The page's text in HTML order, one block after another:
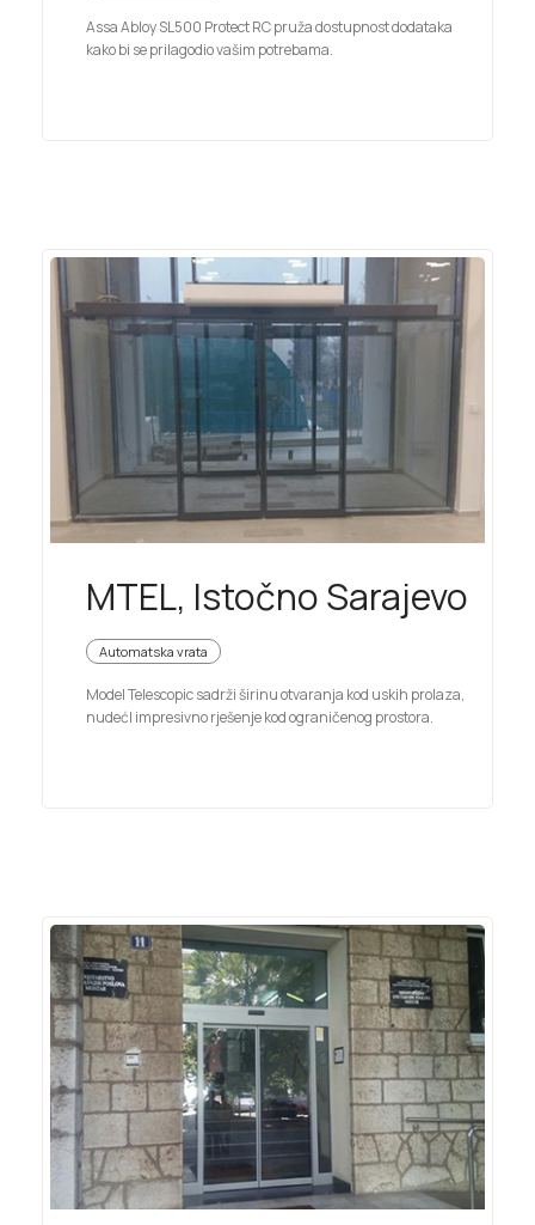
Assa Abloy SL500 Protect RC pruža dostupnost dodataka
kako bi se prilagodio vašim potrebama.
MTEL, Istočno Sarajevo
Automatska vrata
Model Telescopic sadrži širinu otvaranja kod uskih prolaza,
nudećI impresivno rješenje kod ograničenog prostora.